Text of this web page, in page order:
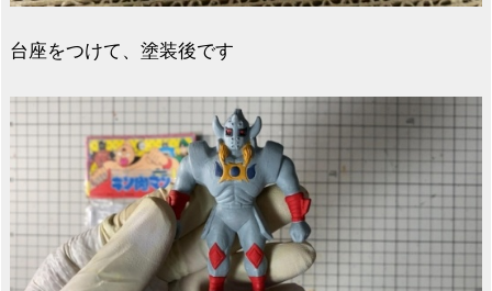
台座をつけて、塗装後です